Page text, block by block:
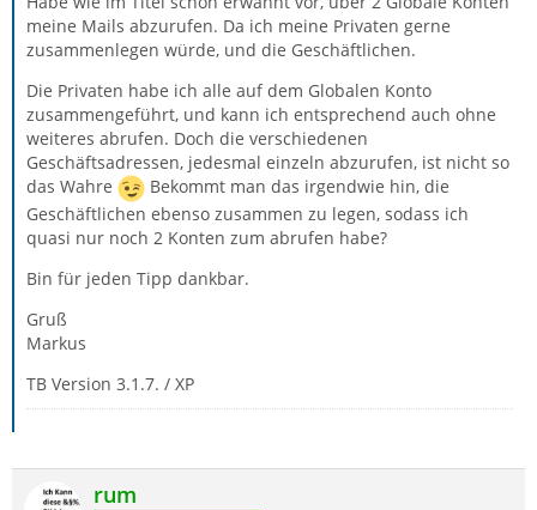
meine Mails abzurufen. Da ich meine Privaten gerne
zusammenlegen würde, und die Geschäftlichen.
Die Privaten habe ich alle auf dem Globalen Konto
zusammengeführt, und kann ich entsprechend auch ohne
weiteres abrufen. Doch die verschiedenen
Geschäftsadressen, jedesmal einzeln abzurufen, ist nicht so
das Wahre
Bekommt man das irgendwie hin, die
Geschäftlichen ebenso zusammen zu legen, sodass ich
quasi nur noch 2 Konten zum abrufen habe?
Bin für jeden Tipp dankbar.
Gruß
Markus
TB Version 3.1.7. / XP
rum